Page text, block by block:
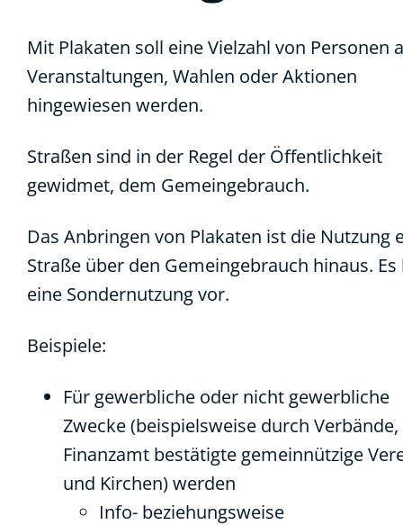
Mit Plakaten soll eine Vielzahl von Personen
Veranstaltungen, Wahlen oder Aktionen
hingewiesen werden.
Straßen sind in der Regel der Öffentlichkeit
gewidmet, dem Gemeingebrauch.
Das Anbringen von Plakaten ist die Nutzung
Straße über den Gemeingebrauch hinaus. Es
eine Sondernutzung vor.
Beispiele:
Für gewerbliche oder nicht gewerbliche
Zwecke (beispielsweise durch
Finanzamt bestätigte gemeinnützige
und Kirchen) werden
Info- beziehungsweise